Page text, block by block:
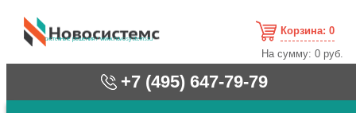
cистемные решения / www.novosystems.ru
Корзина: 0
На сумму:0 руб.
+7 (495) 647-79-79